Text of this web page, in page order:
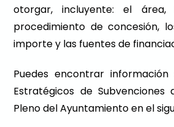
otorgar, incluyente: el área,
procedimiento de concesión,
importe y las fuentes de
Puedes encontrar
Estratégicos de
Pleno del Ayuntamiento en el